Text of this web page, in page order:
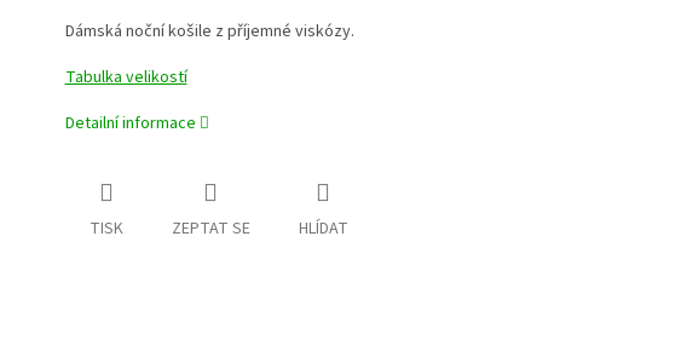
Dámská noční košile z příjemné viskózy.
Tabulka velikostí
Detailní informace
TISK ZEPTAT SE HLÍDAT